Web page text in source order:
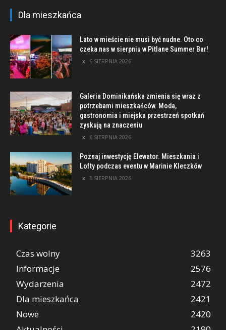
Dla mieszkańca
Lato w mieście nie musi być nudne. Oto co
czeka nas w sierpniu w Pitlane Summer Bar!
6 SIERPNIA 2026
Galeria Dominikańska zmienia się wraz z
potrzebami mieszkańców. Moda,
gastronomia i miejska przestrzeń spotkań
zyskują na znaczeniu
6 SIERPNIA 2026
Poznaj inwestycję Elewator. Mieszkania i
Lofty podczas eventu w Marinie Kleczków
5 SIERPNIA 2026
Kategorie
Czas wolny
3263
Informacje
2576
Wydarzenia
2472
Dla mieszkańca
2421
Nowe
2420